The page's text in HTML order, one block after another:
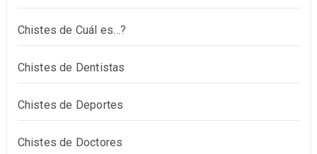
Chistes de Cuál es…?
Chistes de Dentistas
Chistes de Deportes
Chistes de Doctores